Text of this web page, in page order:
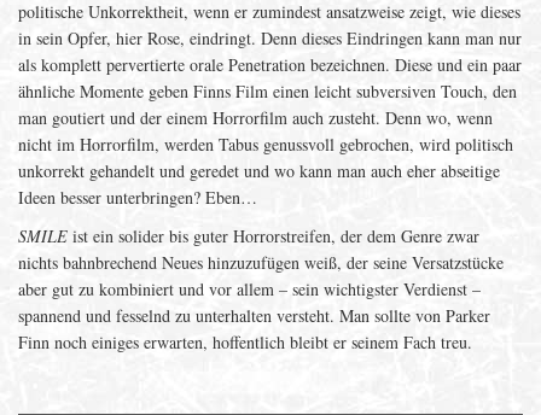
politische Unkorrektheit, wenn er zumindest ansatzweise zeigt, wie dieses
in sein Opfer, hier Rose, eindringt. Denn dieses Eindringen kann man nur
als komplett pervertierte orale Penetration bezeichnen. Diese und ein paar
ähnliche Momente geben Finns Film einen leicht subversiven Touch, den
man goutiert und der einem Horrorfilm auch zusteht. Denn wo, wenn
nicht im Horrorfilm, werden Tabus genussvoll gebrochen, wird politisch
unkorrekt gehandelt und geredet und wo kann man auch eher abseitige
Ideen besser unterbringen? Eben…
SMILE ist ein solider bis guter Horrorstreifen, der dem Genre zwar
nichts bahnbrechend Neues hinzuzufügen weiß, der seine Versatzstücke
aber gut zu kombiniert und vor allem – sein wichtigster Verdienst –
spannend und fesselnd zu unterhalten versteht. Man sollte von Parker
Finn noch einiges erwarten, hoffentlich bleibt er seinem Fach treu.